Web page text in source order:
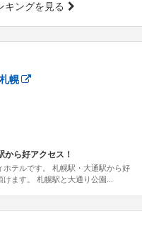
キングを見る
幌
ら好アクセス！
テルです。 札幌駅・大通駅から好
ます。 札幌駅と大通り公園...